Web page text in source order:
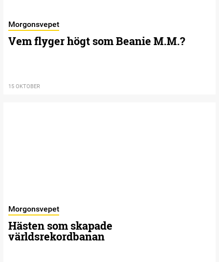
Morgonsvepet
Vem flyger högt som Beanie M.M.?
15 OKTOBER
Morgonsvepet
Hästen som skapade
världsrekordbanan